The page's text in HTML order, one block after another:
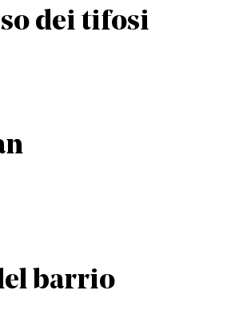
dei tifosi
barrio